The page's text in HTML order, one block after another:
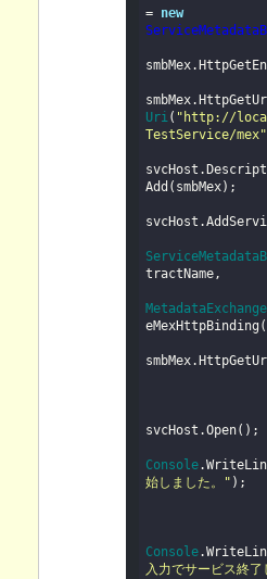
= new
Uri( "http://
TestService/mex"
Add(smbMex);
tractName,
svcHost.Open();
Console
始しました。" );
Console
入力でサービス終